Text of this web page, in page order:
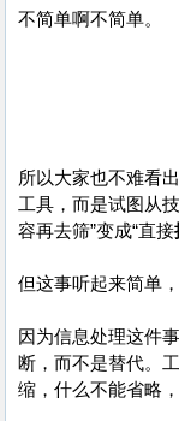
不简单啊不简单。
所以大家也不难看
工具，而是试图从
容再去筛”变成“直接
但这事听起来简单
因为信息处理这件
断，而不是替代。
缩，什么不能省略